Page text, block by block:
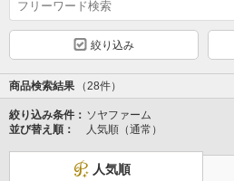
絞り込み
商品検索結果 （28件）
絞り込み条件： ソヤファーム
並び替え順：
人気順（通常）
人気順